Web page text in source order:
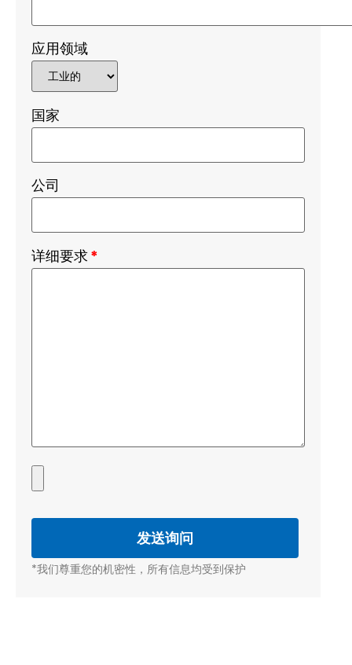
应用领域
国家
公司
详细要求*
*我们尊重您的机密性，所有信息均受到保护